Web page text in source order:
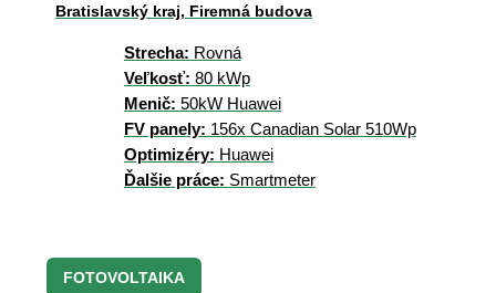
Bratislavský kraj, Firemná budova
Strecha: Rovná
Veľkosť: 80 kWp
Menič: 50kW Huawei
FV panely: 156x Canadian Solar 510Wp
Optimizéry: Huawei
Ďalšie práce: Smartmeter
FOTOVOLTAIKA